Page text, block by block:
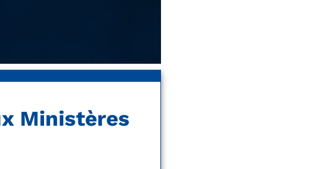
Ministères